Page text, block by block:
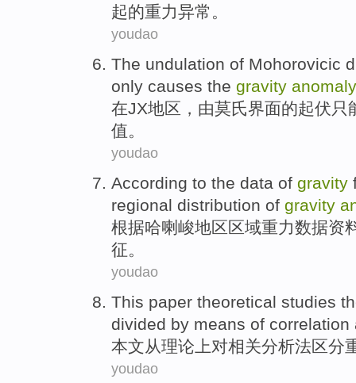
起的重力异常 。
youdao
The undulation of Mohorovicic
only causes the gravity anomaly
在JX地区 ， 由莫氏界面的起伏只
值。
youdao
According to the data of gravity
regional distribution of gravity
根据哈喇峻地区区域重力数据资
征。
youdao
This paper theoretical studies
divided by means of correlation
本文从理论上对相关分析法区分
youdao